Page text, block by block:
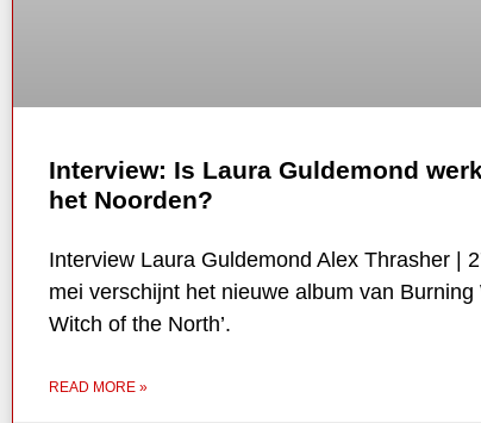
Interview: Is Laura Guldemond
het Noorden?
Interview Laura Guldemond Alex Thrasher |
mei verschijnt het nieuwe album van Burning
Witch of the North’.
READ MORE »